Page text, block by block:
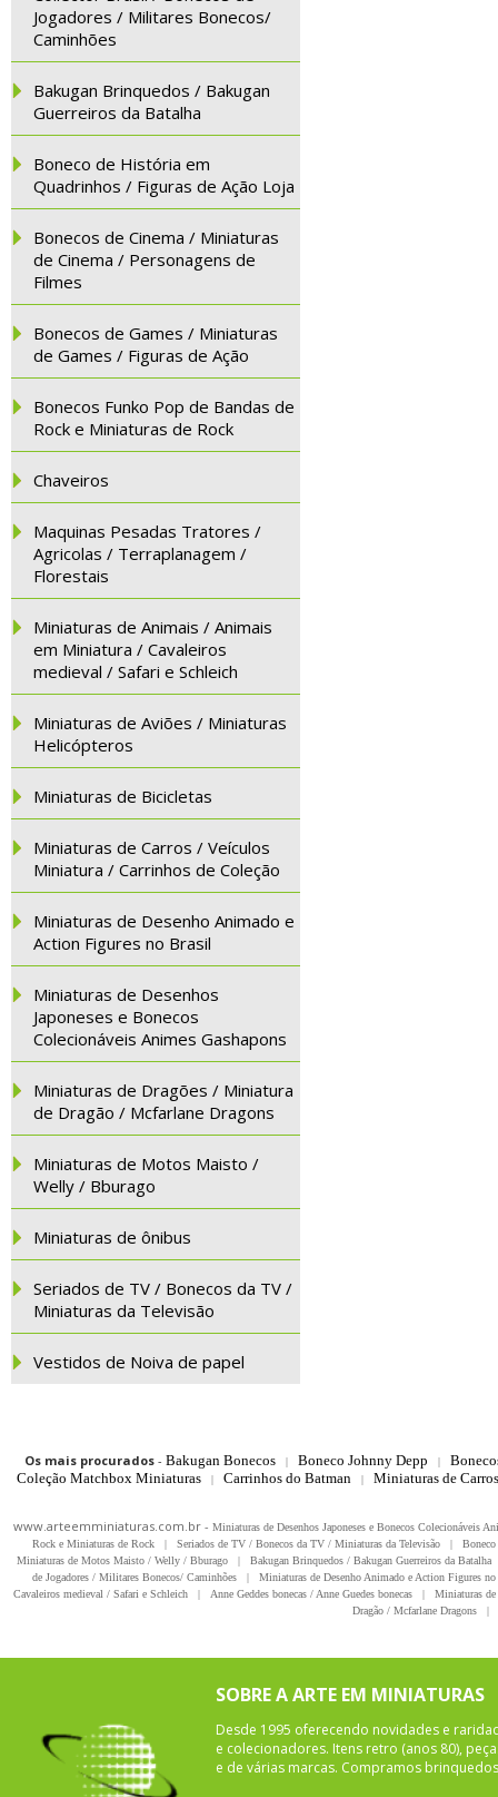
Jogadores / Militares Bonecos/
Caminhões
Bakugan Brinquedos / Bakugan
Guerreiros da Batalha
Boneco de História em
Quadrinhos / Figuras de Ação Loja
Bonecos de Cinema / Miniaturas
de Cinema / Personagens de
Filmes
Bonecos de Games / Miniaturas
de Games / Figuras de Ação
Bonecos Funko Pop de Bandas de
Rock e Miniaturas de Rock
Chaveiros
Maquinas Pesadas Tratores /
Agricolas / Terraplanagem /
Florestais
Miniaturas de Animais / Animais
em Miniatura / Cavaleiros
medieval / Safari e Schleich
Miniaturas de Aviões / Miniaturas
Helicópteros
Miniaturas de Bicicletas
Miniaturas de Carros / Veículos
Miniatura / Carrinhos de Coleção
Miniaturas de Desenho Animado e
Action Figures no Brasil
Miniaturas de Desenhos
Japoneses e Bonecos
Colecionáveis Animes Gashapons
Miniaturas de Dragões / Miniatura
de Dragão / Mcfarlane Dragons
Miniaturas de Motos Maisto /
Welly / Bburago
Miniaturas de ônibus
Seriados de TV / Bonecos da TV /
Miniaturas da Televisão
Vestidos de Noiva de papel
Os mais procurados- Bakugan Bonecos | Boneco Johnny Depp |
Coleção Matchbox Miniaturas
| Carrinhos do Batman | Miniaturas de
www.arteemminiaturas.com.br - Miniaturas de Desenhos Japoneses e Bonecos Colecionáveis
Rock e Miniaturas de Rock
| Seriados de TV / Bonecos da TV / Miniaturas da Televisão |
Miniaturas de Motos Maisto / Welly / Bburago
| Bakugan Brinquedos / Bakugan Guerreiros da Batalha
de Jogadores / Militares Bonecos/ Caminhões
|
Miniaturas de Desenho Animado e Action Figures
Cavaleiros medieval / Safari e Schleich
| Anne Geddes bonecas / Anne Guedes bonecas |
Miniaturas
Dragão / Mcfarlane Dragons
|
SOBRE A ARTE EM MINIATURAS
Desde 1995 oferecendo novidades e
e colecionadores. Itens retro (anos 80),
e de várias marcas. Compramos